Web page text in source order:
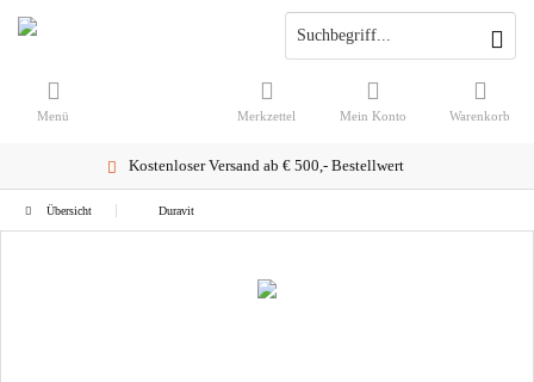
Kostenloser Versand ab € 500,- Bestellwert
Warenkorb
Merkzettel Mein Konto
Menü
Übersicht Duravit